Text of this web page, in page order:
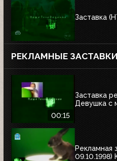
Заставка
РЕКЛАМНЫЕ ЗАСТАВКИ
00:15
Заставка
Девушка с
Рекламная
09.10.1998)